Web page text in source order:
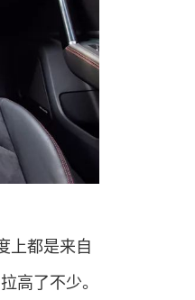
上都是来自
高了不少。